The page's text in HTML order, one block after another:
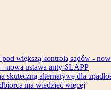
większą kontrolą sądów -
nowa ustawa anty-SLAPP
skuteczną alternatywę dla
ma wiedzieć więcej